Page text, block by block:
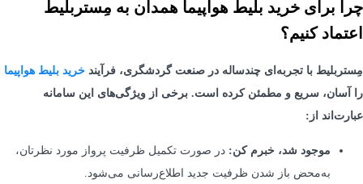
چرا برای خرید بلیط هواپیما همدان به مِستربلیط
اعتماد کنیم؟
مِستربلیط با تجربه‌ای چندساله در صنعت گردشگری، فرآیند خرید بلیط هواپیما
را آسان، سریع و مطمئن کرده است. برخی از ویژگی‌های این سامانه
عبارت‌اند از:
موجود شد، خبرم کن: در صورت تکمیل ظرفیت پرواز مورد نظرتان،
به‌محض باز شدن ظرفیت جدید اطلاع‌رسانی می‌شود.